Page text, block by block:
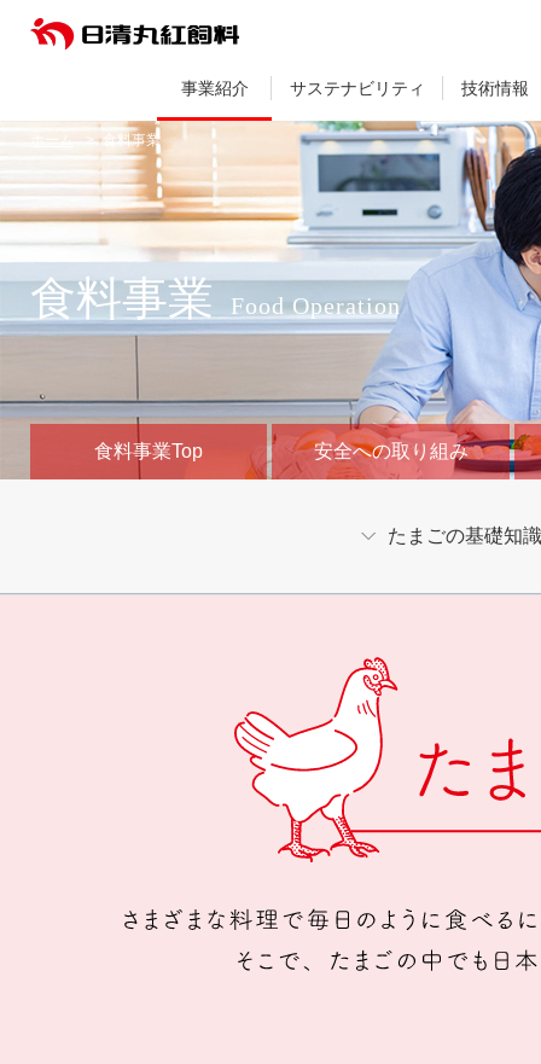
事業紹介 サステナビリティ 技術情報
ホーム 食料事業
食料事業 Food Operation
食料事業Top 安全への取り組み
たまごの基礎知識